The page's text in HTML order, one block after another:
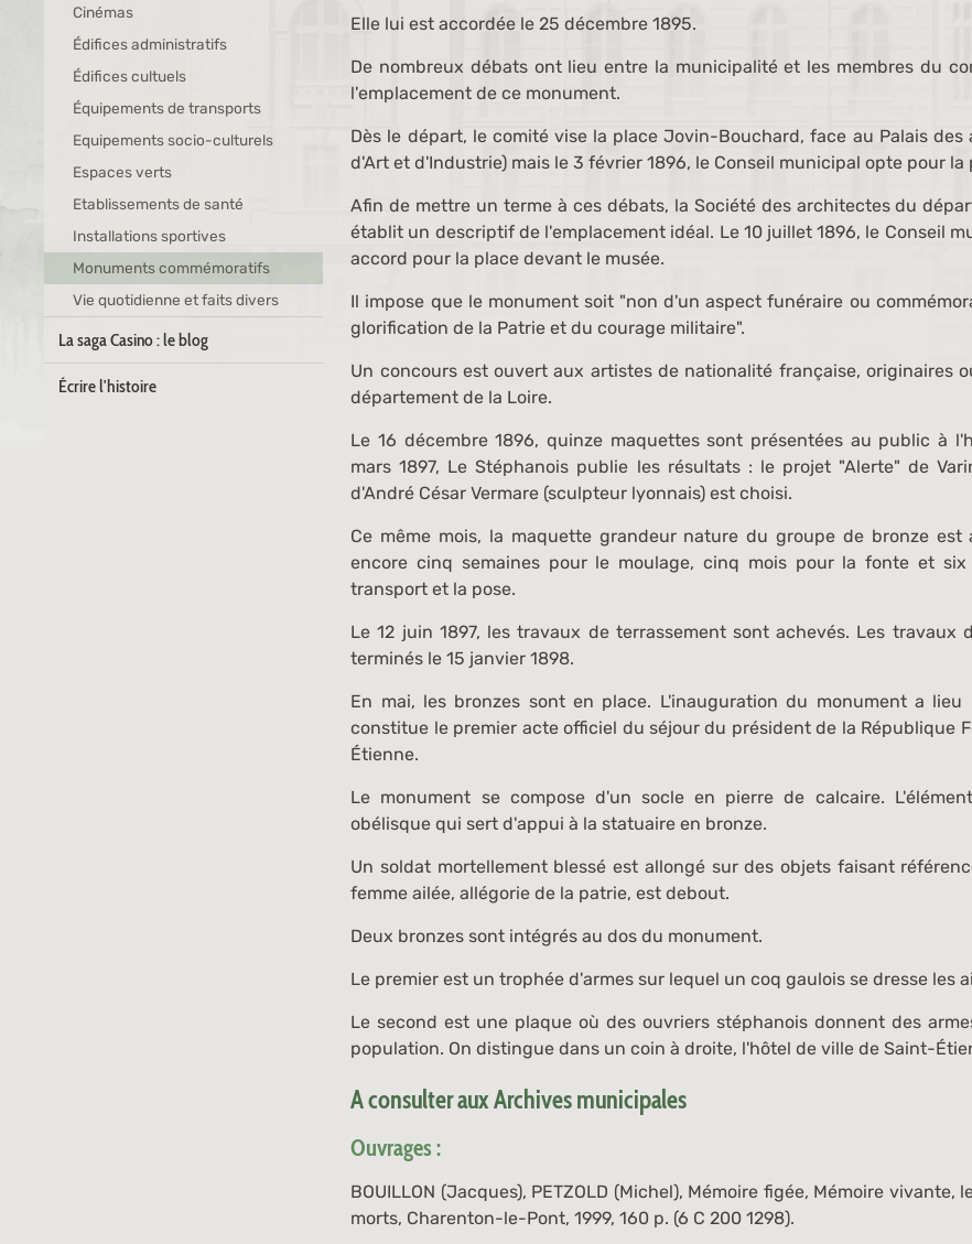
Cinémas
Édifices administratifs
Édifices cultuels
Équipements de transports
Equipements socio-culturels
Espaces verts
Etablissements de santé
Installations sportives
Monuments commémoratifs
Vie quotidienne et faits divers
La saga Casino : le blog
Écrire l'histoire
Elle lui est accordée le 25 décembre 1895.
De nombreux débats ont lieu entre la municipalité et les membres du
l'emplacement de ce monument.
Dès le départ, le comité vise la place Jovin-Bouchard, face au Palais des
d'Art et d'Industrie) mais le 3 février 1896, le Conseil municipal opte pour la
Afin de mettre un terme à ces débats, la Société des architectes du
établit un descriptif de l'emplacement idéal. Le 10 juillet 1896, le Conseil
accord pour la place devant le musée.
Il impose que le monument soit "non d'un aspect funéraire ou
glorification de la Patrie et du courage militaire".
Un concours est ouvert aux artistes de nationalité française, originaires
département de la Loire.
Le 16 décembre 1896, quinze maquettes sont présentées au public à
mars 1897, Le Stéphanois publie les résultats : le projet "Alerte" de
d'André César Vermare (sculpteur lyonnais) est choisi.
Ce même mois, la maquette grandeur nature du groupe de bronze est
encore cinq semaines pour le moulage, cinq mois pour la fonte et six
transport et la pose.
Le 12 juin 1897, les travaux de terrassement sont achevés. Les travaux
terminés le 15 janvier 1898.
En mai, les bronzes sont en place. L'inauguration du monument a
constitue le premier acte officiel du séjour du président de la République
Étienne.
Le monument se compose d'un socle en pierre de calcaire.
obélisque qui sert d'appui à la statuaire en bronze.
Un soldat mortellement blessé est allongé sur des objets faisant
femme ailée, allégorie de la patrie, est debout.
Deux bronzes sont intégrés au dos du monument.
Le premier est un trophée d'armes sur lequel un coq gaulois se dresse les
Le second est une plaque où des ouvriers stéphanois donnent des
population. On distingue dans un coin à droite, l'hôtel de ville de Saint-
A consulter aux Archives municipales
Ouvrages :
BOUILLON (Jacques), PETZOLD (Michel), Mémoire figée, Mémoire vivante,
morts, Charenton-le-Pont, 1999, 160 p. (6 C 200 1298).